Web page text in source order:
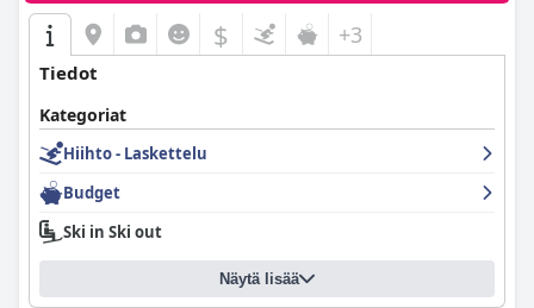
$ +3
Tiedot
Kategoriat
Hiihto - Laskettelu
Budget
Ski in Ski out
Näytä lisää